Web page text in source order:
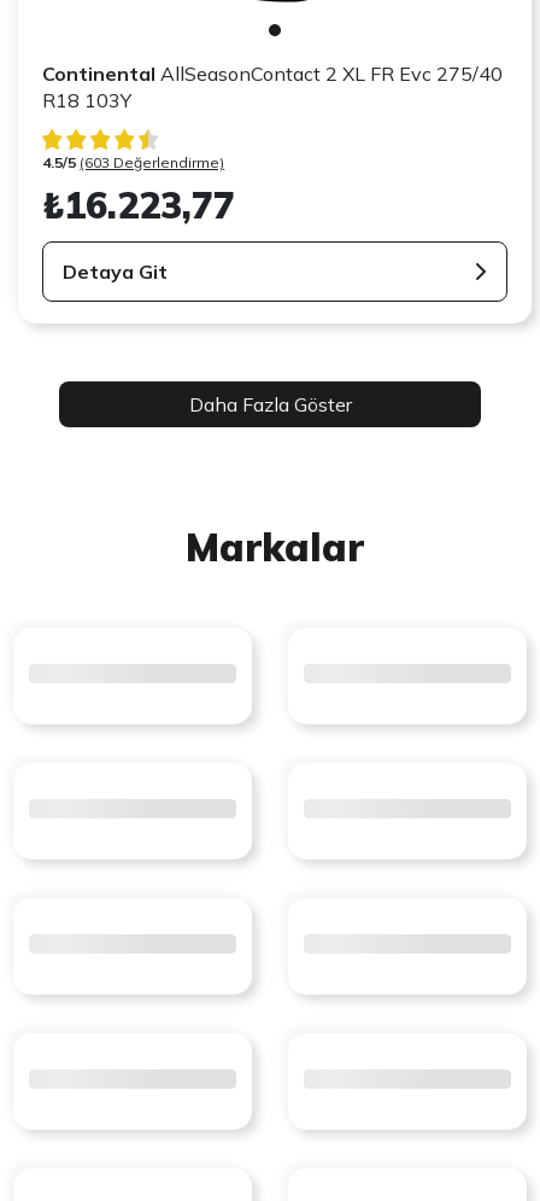
Continental AllSeasonContact 2 XL FR Evc 275/40
R18 103Y
4.5/5 (603 Değerlendirme)
₺16.223,77
Detaya Git
Daha Fazla Göster
Markalar